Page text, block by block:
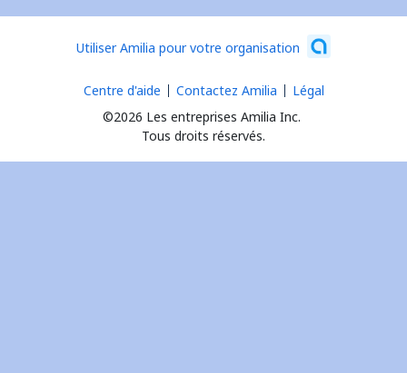
Utiliser Amilia pour votre organisation
©2026 Les entreprises Amilia Inc.
Tous droits réservés.
Centre d'aide Contactez Amilia Légal